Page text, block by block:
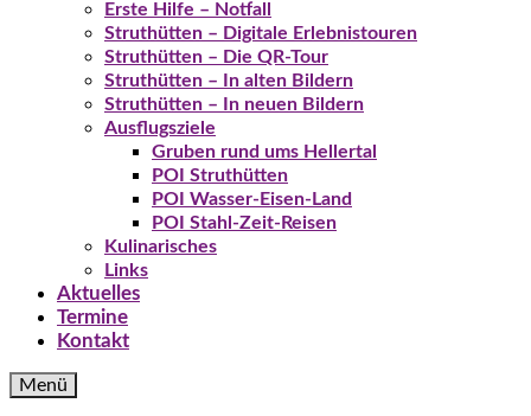
Erste Hilfe – Notfall
Struthütten – Digitale Erlebnistouren
Struthütten – Die QR-Tour
Struthütten – In alten Bildern
Struthütten – In neuen Bildern
Ausflugsziele
Gruben rund ums Hellertal
POI Struthütten
POI Wasser-Eisen-Land
POI Stahl-Zeit-Reisen
Kulinarisches
Links
Aktuelles
Termine
Kontakt
Menü